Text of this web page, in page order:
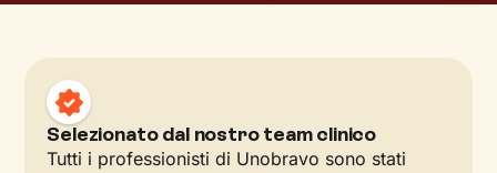
Selezionato dal nostro team clinico
Tutti i professionisti di Unobravo sono stati